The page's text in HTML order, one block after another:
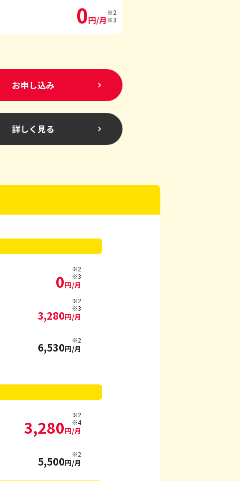
0円/月
※2
※3
お申し込み
詳しく見る
0円/月
※2
※3
3,280円/月
※2
※3
6,530円/月
※2
3,280円/月
※2
※4
5,500円/月
※2